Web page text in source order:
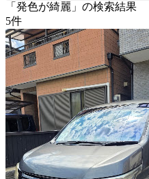
「発色が綺麗」の検索結果
5件